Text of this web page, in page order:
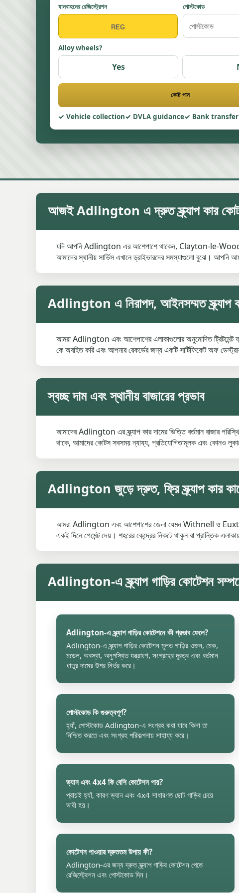
যানবাহনের রেজিস্ট্রেশন পোস্টকোড
Alloy wheels?
Yes
কোট পান
Vehicle collection DVLA guidance Bank transfer
আজই Adlington এ দ্রুত স্ক্র্যাপ কার
যদি আপনি Adlington এর আশেপাশে থাকেন, Clayton-le-Woods
আমাদের স্থানীয় সার্ভিস এখানে ড্রাইভারদের সমস্যাগুলো বুঝে। আপনি
Adlington এ নিরাপদ, আইনসম্মত স্ক্র্যাপ
আমরা Adlington এবং আশেপাশের এলাকাগুলোর অনুমোদিত ট্রিটমেন্ট
কে অবহিত করি এবং আপনার রেকর্ডের জন্য একটি সার্টিফিকেট অফ
স্বচ্ছ দাম এবং স্থানীয় বাজারের প্রভাব
আমাদের Adlington এর স্ক্র্যাপ কার দামের ভিত্তি বর্তমান
থাকে, আমাদের কোটস সবসময় ন্যায্য, প্রতিযোগিতামূলক এবং কোনও
Adlington জুড়ে দ্রুত, ফ্রি স্ক্র্যাপ কার
আমরা Adlington এবং আশেপাশের জেলা যেমন Withnell ও Euxton-এ
একই দিনে পেমেন্ট দেয়। শহরের কেন্দ্রের নিকটে থাকুন বা প্রান্তিক
Adlington-এ স্ক্র্যাপ গাড়ির কোটেশন
Adlington-এ স্ক্র্যাপ গাড়ির কোটেশনে কী প্রভাব ফেলে?
Adlington-এ স্ক্র্যাপ গাড়ির কোটেশন মূলত গাড়ির ওজন, মেক,
মডেল, অবস্থা, অনুপস্থিত যন্ত্রাংশ, সংগ্রহের দূরত্ব এবং বর্তমান
ধাতুর দামের উপর নির্ভর করে।
পোস্টকোড কি গুরুত্বপূর্ণ?
হ্যাঁ, পোস্টকোড Adlington-এ সংগ্রহ করা যাবে কিনা তা
নিশ্চিত করতে এবং সংগ্রহ পরিকল্পনায় সাহায্য করে।
ভ্যান এবং 4x4 কি বেশি কোটেশন পায়?
প্রায়ই হ্যাঁ, কারণ ভ্যান এবং 4x4 সাধারণত ছোট গাড়ির চেয়ে
ভারী হয়।
কোটেশন পাওয়ার দ্রুততম উপায় কী?
Adlington-এর জন্য দ্রুত স্ক্র্যাপ গাড়ির কোটেশন পেতে
রেজিস্ট্রেশন এবং পোস্টকোড দিন।